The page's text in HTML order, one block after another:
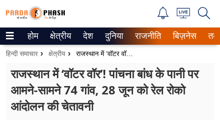
Trending on Google News
वेब स्टोरीज
उत्तर प्रदेश
होम क्षेत्रीय देश दुनिया राजनीति बिज़नेस
हिन्दी समाचार क्षेत्रीय राजस्थान में ‘वॉटर वॉर’! पांचना बांध के पानी पर आमने-सामने 74 गांव, 28 जून को रेल रोको आंदोलन की चेतावनी
राजस्थान में ‘वॉटर वॉर’! पांचना बांध के पानी पर
आमने-सामने 74 गांव, 28 जून को रेल रोको
आंदोलन की चेतावनी